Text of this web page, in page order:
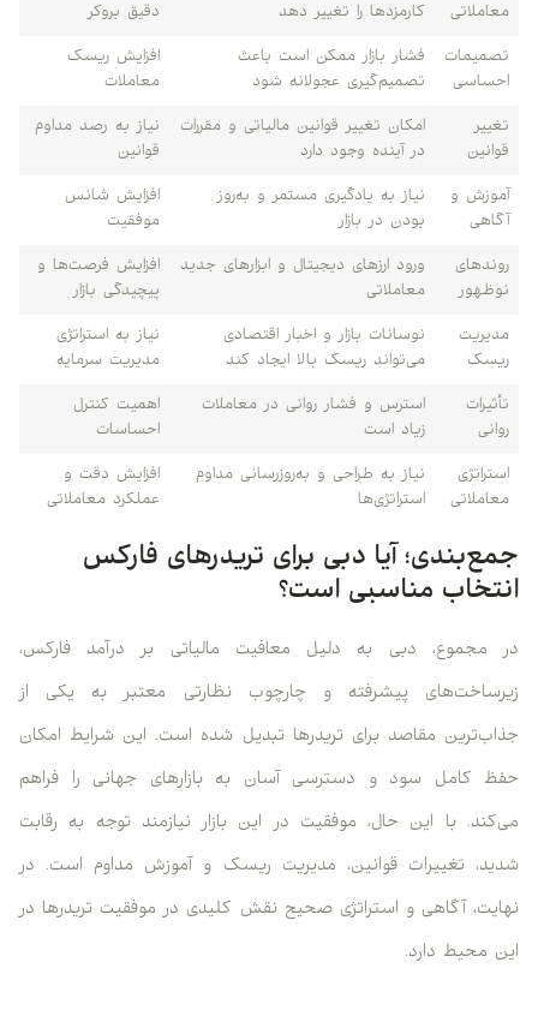
معاملاتی
کارمزدها را تغییر دهد
دقیق بروکر
تصمیمات
احساسی
فشار بازار ممکن است باعث
تصمیم‌گیری عجولانه شود
افزایش ریسک
معاملات
تغییر
قوانین
امکان تغییر قوانین مالیاتی و مقررات
در آینده وجود دارد
نیاز به رصد مداوم
قوانین
آموزش و
آگاهی
نیاز به یادگیری مستمر و به‌روز
بودن در بازار
افزایش شانس
موفقیت
روندهای
نوظهور
ورود ارزهای دیجیتال و ابزارهای جدید
معاملاتی
افزایش فرصت‌ها و
پیچیدگی بازار
مدیریت
ریسک
نوسانات بازار و اخبار اقتصادی
می‌تواند ریسک بالا ایجاد کند
نیاز به استراتژی
مدیریت سرمایه
تأثیرات
روانی
استرس و فشار روانی در معاملات
زیاد است
اهمیت کنترل
احساسات
استراتژی
معاملاتی
نیاز به طراحی و به‌روزرسانی مداوم
استراتژی‌ها
افزایش دقت و
عملکرد معاملاتی
جمع‌بندی؛ آیا دبی برای تریدرهای فارکس
انتخاب مناسبی است؟
در مجموع، دبی به دلیل معافیت مالیاتی بر درآمد فارکس،
زیرساخت‌های پیشرفته و چارچوب نظارتی معتبر به یکی از
جذاب‌ترین مقاصد برای تریدرها تبدیل شده است. این شرایط امکان
حفظ کامل سود و دسترسی آسان به بازارهای جهانی را فراهم
می‌کند. با این حال، موفقیت در این بازار نیازمند توجه به رقابت
شدید، تغییرات قوانین، مدیریت ریسک و آموزش مداوم است. در
نهایت، آگاهی و استراتژی صحیح نقش کلیدی در موفقیت تریدرها در
این محیط دارد.